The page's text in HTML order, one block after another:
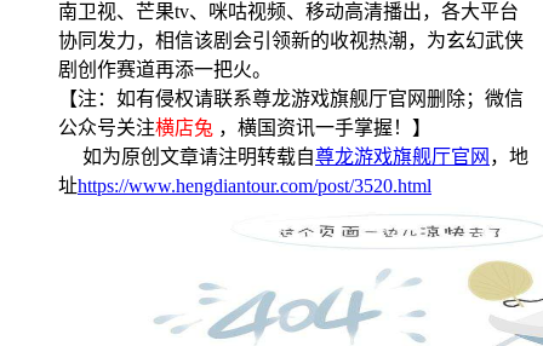
南卫视、芒果tv、咪咕视频、移动高清播出，各大平台
协同发力，相信该剧会引领新的收视热潮，为玄幻武侠
剧创作赛道再添一把火。
【注：如有侵权请联系尊龙游戏旗舰厅官网删除；微信
公众号关注横店兔 ，横国资讯一手掌握！】
如为原创文章请注明转载自尊龙游戏旗舰厅官网 ，地
址https://www.hengdiantour.com/post/3520.html